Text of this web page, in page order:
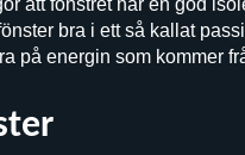
att fönstret har en god
bra i ett så kallat
på energin som kommer